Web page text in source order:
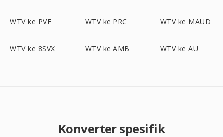
WTV ke PVF WTV ke PRC WTV ke MAUD
WTV ke 8SVX WTV ke AMB WTV ke AU
Konverter spesifik